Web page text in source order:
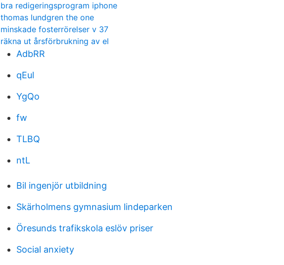
bra redigeringsprogram iphone
thomas lundgren the one
minskade fosterrörelser v 37
räkna ut årsförbrukning av el
AdbRR
qEul
YgQo
fw
TLBQ
ntL
Bil ingenjör utbildning
Skärholmens gymnasium lindeparken
Öresunds trafikskola eslöv priser
Social anxiety